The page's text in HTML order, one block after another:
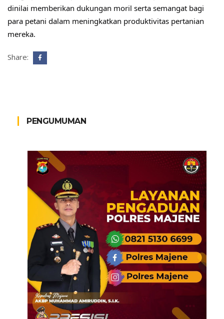
dinilai memberikan dukungan moril serta semangat bagi
para petani dalam meningkatkan produktivitas pertanian
mereka.
Share:
PENGUMUMAN